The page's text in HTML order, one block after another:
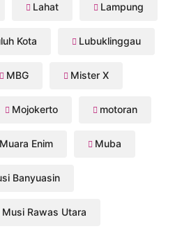
Lahat Lampung
Kota Lubuklinggau
MBG Mister X
Mojokerto motoran
Muara Enim Muba
Banyuasin
Musi Rawas Utara